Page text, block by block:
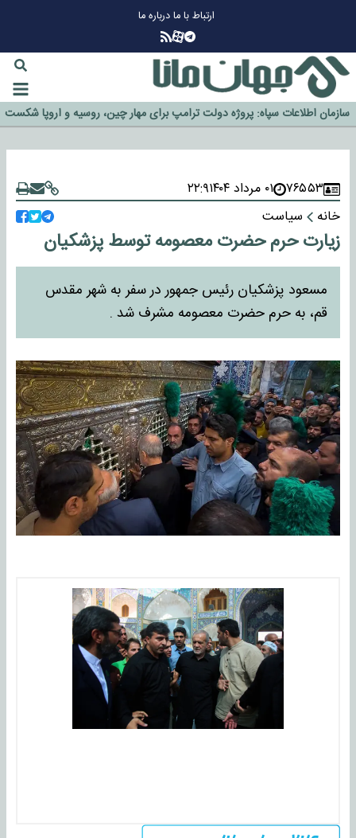
ارتباط با مادرباره ما
گزینه جدایی اوسمار روی میز مدیران پرسپولیس
آیا رئیس جمهور آمریکا قانون را دور می‌زند؟
اخراج رسمی چهره نامدار از پرسپولیس
سازمان اطلاعات سپاه: پروژه دولت ترامپ برای مهار چین، روسیه و اروپا شکست
خورد
۷۶۵۵۳ ۰۱ مرداد ۱۴۰۴
۲۲:۹
خانه
سیاست
زیارت حرم حضرت معصومه توسط پزشکیان
مسعود پزشکیان رئیس جمهور در سفر به شهر مقدس
قم، به حرم حضرت معصومه مشرف شد .